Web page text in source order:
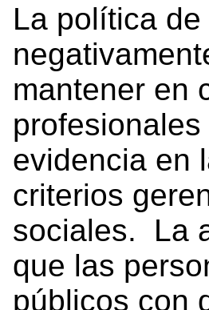
La política
mantener en
evidencia en
criterios
sociales. La
que las
públicos con